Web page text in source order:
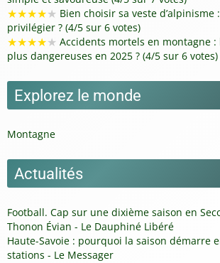
★★★★★ Bien choisir sa veste d’alpinisme
privilégier ? (4/5 sur 6 votes)
★★★★★ Accidents mortels en montagne :
plus dangereuses en 2025 ? (4/5 sur 6 votes)
Explorez le monde
Montagne
Actualités
Football. Cap sur une dixième saison en
Thonon Évian - Le Dauphiné Libéré
Haute-Savoie : pourquoi la saison démarre
stations - Le Messager